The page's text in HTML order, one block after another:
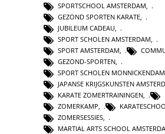
SPORTSCHOOL AMSTERDAM
GEZOND SPORTEN KARATE
JUBILEUM CADEAU
SPORT SCHOLEN AMSTERDAM
SPORT AMSTERDAM
GEZOND-SPORTEN,
SPORT SCHOLEN MONNICKENDAM
JAPANSE KRIJGSKUNSTEN
KARATE ZOMERTRAININGEN,
ZOMERKAMP,
ZOMERSESSIES,
MARTIAL ARTS SCHOOL